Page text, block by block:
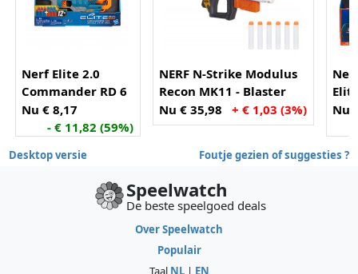
Nerf Elite 2.0
Commander RD 6
Nu € 8,17
- € 11,82 (59%)
NERF N-Strike Modulus
Recon MK11 - Blaster
Nu € 35,98
+ € 1,03 (3%) Nu
Desktop versie Foutje gezien of suggesties ?
Speelwatch
De beste speelgoed deals
Over Speelwatch
Populair
Taal NL| EN